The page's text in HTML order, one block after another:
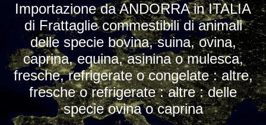
Importazione da ANDORRA in ITALIA
di Frattaglie commestibili di animali
delle specie bovina, suina, ovina,
caprina, equina, asinina o mulesca,
fresche, refrigerate o congelate : altre,
fresche o refrigerate : altre : delle
specie ovina o caprina